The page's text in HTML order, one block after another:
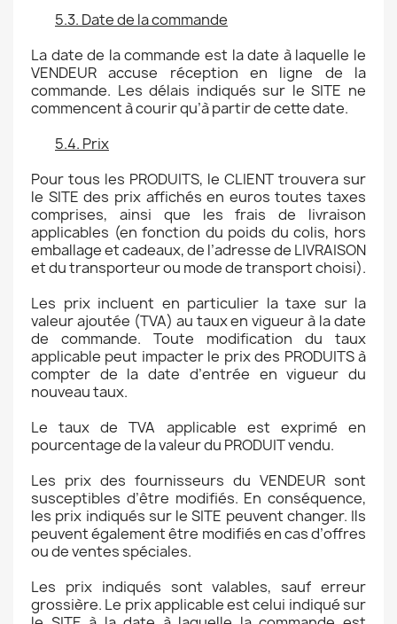
5.3. Date de la commande
La date de la commande est la date à laquelle le
VENDEUR accuse réception en ligne de la
commande. Les délais indiqués sur le SITE ne
commencent à courir qu’à partir de cette date.
5.4. Prix
Pour tous les PRODUITS, le CLIENT trouvera sur
le SITE des prix affichés en euros toutes taxes
comprises, ainsi que les frais de livraison
applicables (en fonction du poids du colis, hors
emballage et cadeaux, de l’adresse de LIVRAISON
et du transporteur ou mode de transport choisi).
Les prix incluent en particulier la taxe sur la
valeur ajoutée (TVA) au taux en vigueur à la date
de commande. Toute modification du taux
applicable peut impacter le prix des PRODUITS à
compter de la date d’entrée en vigueur du
nouveau taux.
Le taux de TVA applicable est exprimé en
pourcentage de la valeur du PRODUIT vendu.
Les prix des fournisseurs du VENDEUR sont
susceptibles d’être modifiés. En conséquence,
les prix indiqués sur le SITE peuvent changer. Ils
peuvent également être modifiés en cas d’offres
ou de ventes spéciales.
Les prix indiqués sont valables, sauf erreur
grossière. Le prix applicable est celui indiqué sur